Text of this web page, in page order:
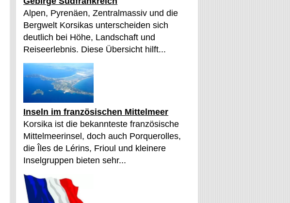
Alpen, Pyrenäen, Zentralmassiv und die
Bergwelt Korsikas unterscheiden sich
deutlich bei Höhe, Landschaft und
Reiseerlebnis. Diese Übersicht hilft...
Inseln im französischen Mittelmeer
Korsika ist die bekannteste französische
Mittelmeerinsel, doch auch Porquerolles,
die Îles de Lérins, Frioul und kleinere
Inselgruppen bieten sehr...